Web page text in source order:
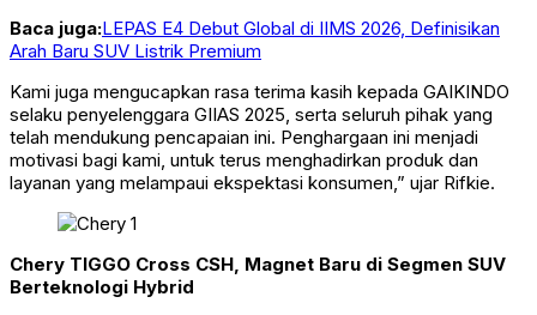
Baca juga:LEPAS E4 Debut Global di IIMS 2026, Definisikan
Arah Baru SUV Listrik Premium
Kami juga mengucapkan rasa terima kasih kepada GAIKINDO
selaku penyelenggara GIIAS 2025, serta seluruh pihak yang
telah mendukung pencapaian ini. Penghargaan ini menjadi
motivasi bagi kami, untuk terus menghadirkan produk dan
layanan yang melampaui ekspektasi konsumen,” ujar Rifkie.
Chery TIGGO Cross CSH, Magnet Baru di Segmen SUV
Berteknologi Hybrid